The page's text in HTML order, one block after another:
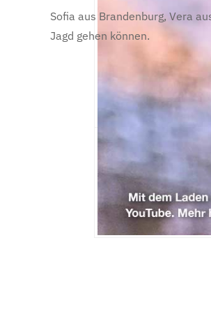
Sofia aus Brandenburg, Vera
Jagd gehen können.